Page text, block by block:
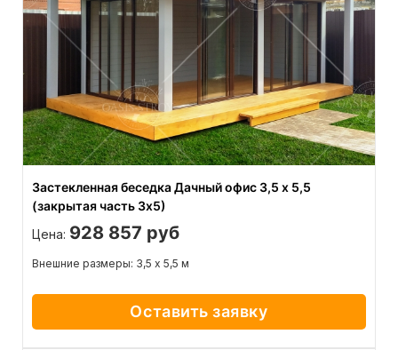
Застекленная беседка Дачный офис 3,5 х 5,5
(закрытая часть 3х5)
Цена: 928 857 руб
Внешние размеры: 3,5 х 5,5 м
Оставить заявку